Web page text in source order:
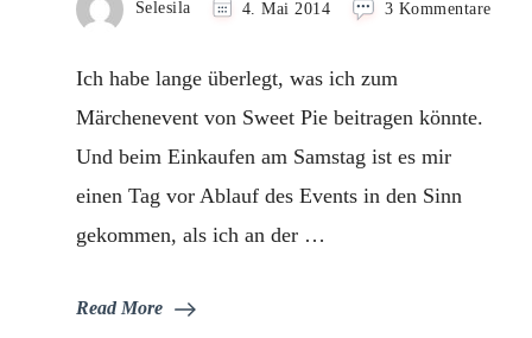
Selesila 4. Mai 2014 3 Kommentarezu
Ich habe lange überlegt, was ich zum
Märchenevent von Sweet Pie beitragen könnte.
Und beim Einkaufen am Samstag ist es mir
einen Tag vor Ablauf des Events in den Sinn
gekommen, als ich an der …
Read More